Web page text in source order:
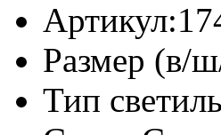
Артикул:
Размер (в/
Тип